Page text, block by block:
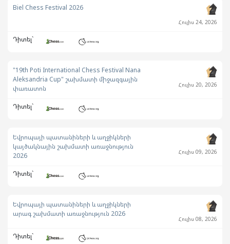
Biel Chess Festival 2026
Հուլիս 24, 2026
Դիտել`
"19th Poti International Chess Festival Nana
Aleksandria Cup" շախմատի միջազգային
փառատոն
Հուլիս 20, 2026
Դիտել`
Եվրոպայի պատանիների և աղջիկների
կայծակնային շախմատի առաջնություն
2026
Հուլիս 09, 2026
Դիտել`
Եվրոպայի պատանիների և աղջիկների
արագ շախմատի առաջնություն 2026
Հուլիս 08, 2026
Դիտել`